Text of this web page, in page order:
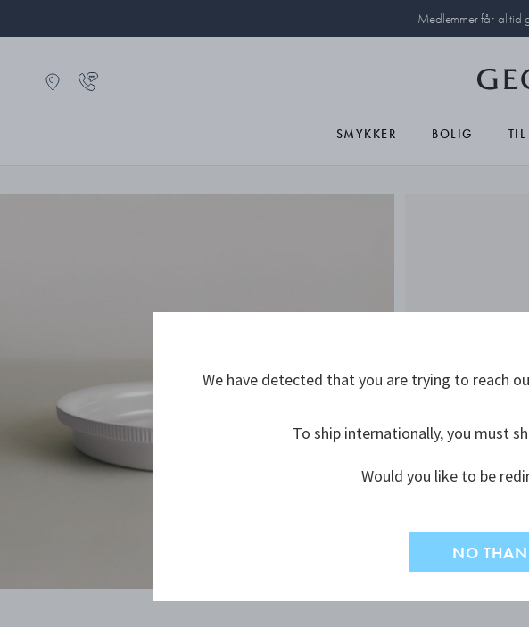
Medlemmer får alltid
SMYKKER BOLIG
We have detected that you are trying to reach
To ship internationally, you must
Would you like to be
NO